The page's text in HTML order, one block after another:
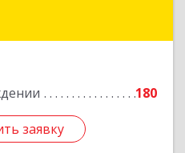
180
заявку
обл, Губкинский р-н,
заявку